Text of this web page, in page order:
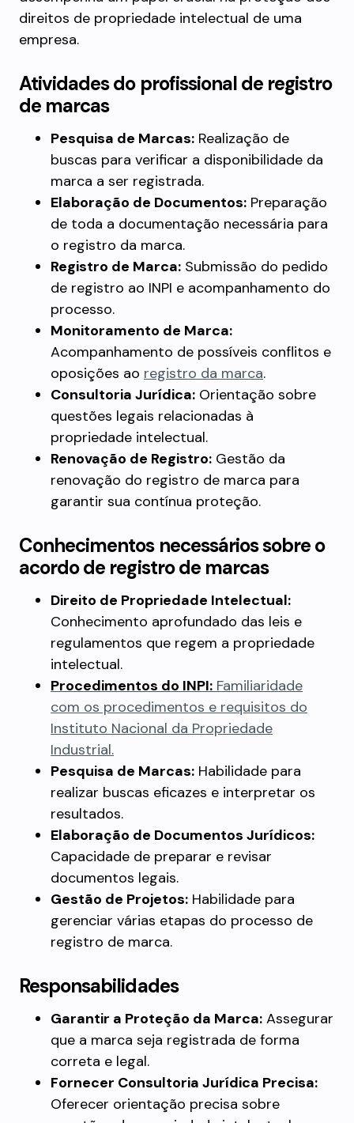
direitos de propriedade intelectual de uma
empresa.
Atividades do profissional de registro
de marcas
Pesquisa de Marcas: Realização de
buscas para verificar a disponibilidade da
marca a ser registrada.
Elaboração de Documentos: Preparação
de toda a documentação necessária para
o registro da marca.
Registro de Marca: Submissão do pedido
de registro ao INPI e acompanhamento do
processo.
Monitoramento de Marca:
Acompanhamento de possíveis conflitos e
oposições ao registro da marca.
Consultoria Jurídica: Orientação sobre
questões legais relacionadas à
propriedade intelectual.
Renovação de Registro: Gestão da
renovação do registro de marca para
garantir sua contínua proteção.
Conhecimentos necessários sobre o
acordo de registro de marcas
Direito de Propriedade Intelectual:
Conhecimento aprofundado das leis e
regulamentos que regem a propriedade
intelectual.
Procedimentos do INPI: Familiaridade
com os procedimentos e requisitos do
Instituto Nacional da Propriedade
Industrial.
Pesquisa de Marcas: Habilidade para
realizar buscas eficazes e interpretar os
resultados.
Elaboração de Documentos Jurídicos:
Capacidade de preparar e revisar
documentos legais.
Gestão de Projetos: Habilidade para
gerenciar várias etapas do processo de
registro de marca.
Responsabilidades
Garantir a Proteção da Marca: Assegurar
que a marca seja registrada de forma
correta e legal.
Fornecer Consultoria Jurídica Precisa:
Oferecer orientação precisa sobre